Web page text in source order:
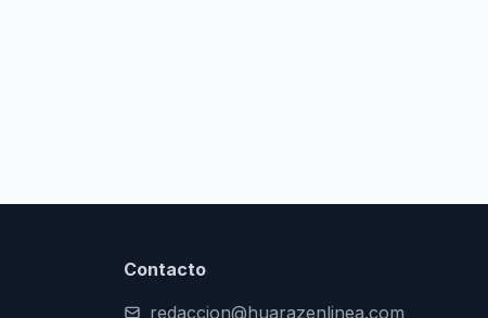
Contacto
redaccion@huarazenlinea.com